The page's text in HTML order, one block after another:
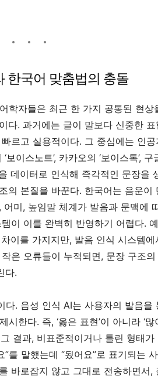
한국어 맞춤법의 충돌
학자들은 최근 한 가지 공통된 현상
다. 과거에는 글이 말보다 신중한
르고 실용적이다. 그 중심에는 인
이스노트’, 카카오의 ‘보이스톡’, 구
데이터로 인식해 즉각적인 문장을
의 본질을 바꾼다. 한국어는 음운이
미, 높임말 체계가 발음과 문맥에
이 이를 완벽히 반영하기 어렵다.
이를 가지지만, 발음 인식 시스템
은 오류들이 누적되면, 문장 구조의
다.
다. 음성 인식 AI는 사용자의 발음을
한다. 즉, ‘옳은 표현’이 아니라 ‘많
결과, 비표준적이거나 틀린 형태가
를 말했는데 “됬어요”로 표기되는
바로잡지 않고 그대로 전송하면서,